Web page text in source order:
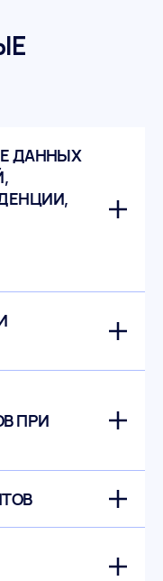
ДАННЫХ
ПРИ